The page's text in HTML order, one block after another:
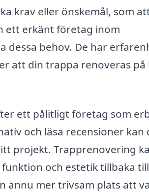
krav eller önskemål, som
ett erkänt företag inom
dessa behov. De har
att din trappa renoveras på
ett pålitligt företag som
och läsa recensioner kan
projekt. Trapprenovering
och estetik tillbaka
ännu mer trivsam plats att